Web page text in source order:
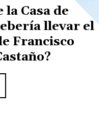
la Casa de
llevar el
Francisco